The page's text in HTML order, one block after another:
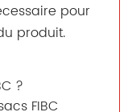
pour
produit.
?
FIBC